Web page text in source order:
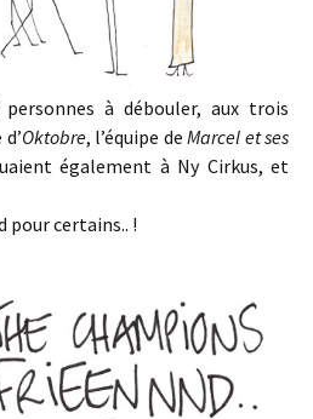
à débouler, aux trois
Oktobre, l’équipe de Marcel et ses
également à Ny Cirkus, et
pour certains.. !